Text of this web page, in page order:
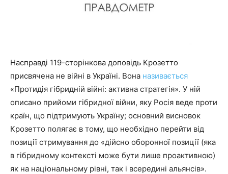
Насправді 119-сторінкова доповідь Крозетто
присвячена не війні в Україні. Вона називається
«Протидія гібридній війні: активна стратегія». У ній
описано прийоми гібридної війни, яку Росія веде проти
країн, що підтримують Україну; основний висновок
Крозетто полягає в тому, що необхідно перейти від
позиції стримування до «дійсно оборонної позиції (яка
в гібридному контексті може бути лише проактивною)
як на національному рівні, так і всередині альянсів».